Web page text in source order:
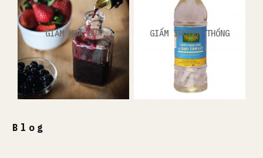
GIẤM HOA QUẢ GIẤM TRUYỀN THỐNG
Blog